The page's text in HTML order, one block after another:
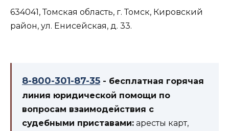
634041, Томская область, г. Томск, Кировский
район, ул. Енисейская, д. 33.
8-800-301-87-35 - бесплатная горячая
линия юридической помощи по
вопросам взаимодействия с
судебными приставами: аресты карт,